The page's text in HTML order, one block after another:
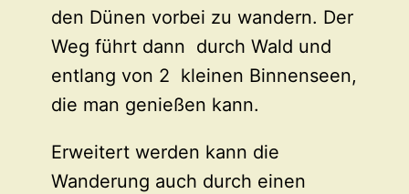
den Dünen vorbei zu wandern. Der
Weg führt dann durch Wald und
entlang von 2 kleinen Binnenseen,
die man genießen kann.
Erweitert werden kann die
Wanderung auch durch einen